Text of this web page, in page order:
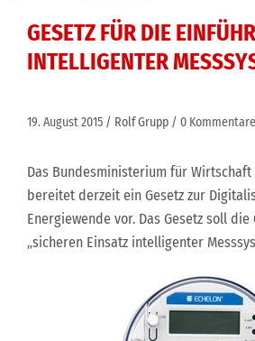
GESETZ FÜR DIE
INTELLIGENTER
19. August 2015 Rolf Grupp 0 Kommentare
Das Bundesministerium für Wirtschaft
bereitet derzeit ein Gesetz zur
Energiewende vor. Das Gesetz soll
„sicheren Einsatz intelligenter